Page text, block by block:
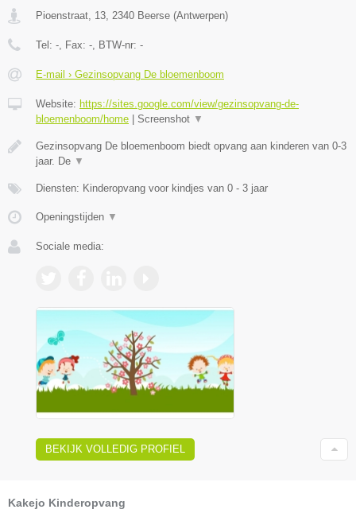
Pioenstraat, 13 2340 Beerse (Antwerpen)
Tel: - , Fax: - , BTW-nr: -
E-mail › Gezinsopvang De bloemenboom
Website: https://sites.google.com/view/gezinsopvang-de-
bloemenboom/home
Screenshot ▼
Gezinsopvang De bloemenboom biedt opvang aan kinderen van 0-3
jaar. De ▼
Diensten: Kinderopvang voor kindjes van 0 - 3 jaar
Openingstijden ▼
Sociale media:
BEKIJK VOLLEDIG PROFIEL
Kakejo Kinderopvang